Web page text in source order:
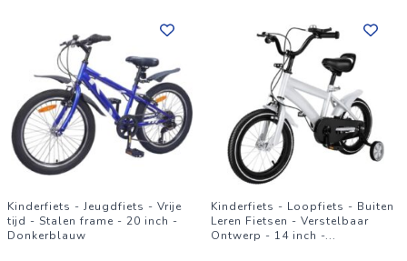
Kinderfiets - Jeugdfiets - Vrije
tijd - Stalen frame - 20 inch -
Donkerblauw
Kinderfiets - Loopfiets - Buiten
Leren Fietsen - Verstelbaar
Ontwerp - 14 inch -...